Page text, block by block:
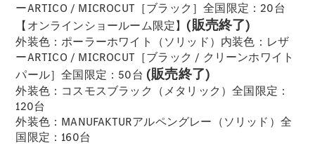
歴史とブラ
ンド
Mercedes-
AMG
Maybach
ALL TIME
ーARTICO / MICROCUT［ブラック］全国限定：20台
【オンラインショールーム限定】(販売終了)
外装色：ポーラーホワイト（ソリッド）内装色：レザ
ーARTICO / MICROCUT［ブラック / クリーンホワイト
パール］全国限定：50台(販売終了)
外装色：コスモスブラック（メタリック）全国限定：
120台
外装色：MANUFAKTURアルペングレー（ソリッド）全
国限定：160台